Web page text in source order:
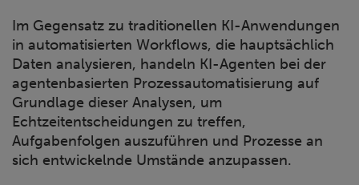
Im Gegensatz zu traditionellen KI-Anwendungen
in automatisierten Workflows, die hauptsächlich
Daten analysieren, handeln KI-Agenten bei der
agentenbasierten Prozessautomatisierung auf
Grundlage dieser Analysen, um
Echtzeitentscheidungen zu treffen,
Aufgabenfolgen auszuführen und Prozesse an
sich entwickelnde Umstände anzupassen.